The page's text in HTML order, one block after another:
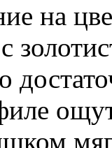
на
о